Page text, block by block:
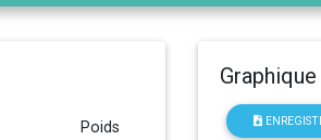
Poids
Graphique